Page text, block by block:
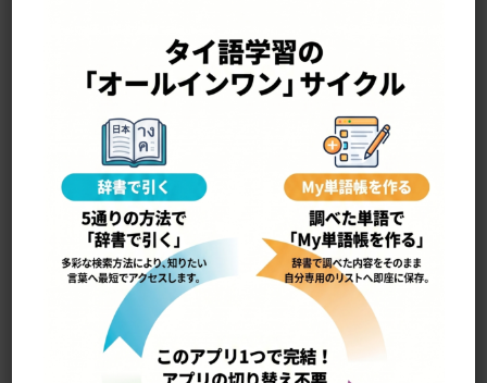
wís•kîi náam วิสกี้น้ำ
ウイスキーの水割り